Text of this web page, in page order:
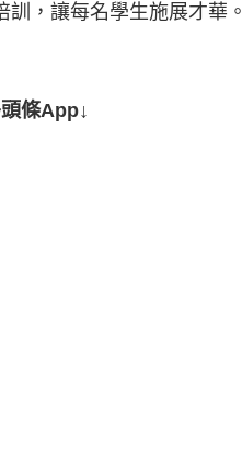
訓，讓每名學生施展才華。
條App↓